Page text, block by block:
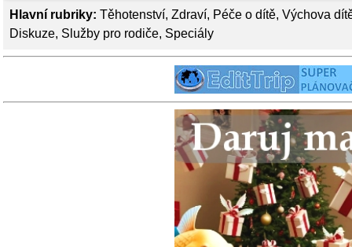
Hlavní rubriky: Těhotenství, Zdraví, Péče o dítě, Výchova
Diskuze, Služby pro rodiče, Speciály